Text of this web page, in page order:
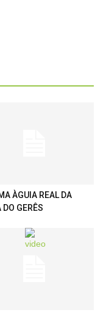
ÀGUIA REAL DA
DO GERÊS